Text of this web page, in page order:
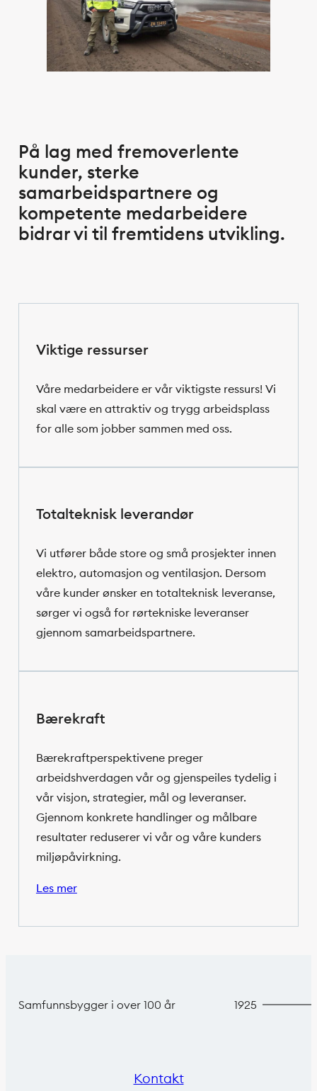
På lag med fremoverlente
kunder, sterke
samarbeidspartnere og
kompetente medarbeidere
bidrar vi til fremtidens utvikling.
Viktige ressurser
Våre medarbeidere er vår viktigste ressurs! Vi
skal være en attraktiv og trygg arbeidsplass
for alle som jobber sammen med oss.
Totalteknisk leverandør
Vi utfører både store og små prosjekter innen
elektro, automasjon og ventilasjon. Dersom
våre kunder ønsker en totalteknisk leveranse,
sørger vi også for rørtekniske leveranser
gjennom samarbeidspartnere.
Bærekraft
Bærekraftperspektivene preger
arbeidshverdagen vår og gjenspeiles tydelig i
vår visjon, strategier, mål og leveranser.
Gjennom konkrete handlinger og målbare
resultater reduserer vi vår og våre kunders
miljøpåvirkning.
Les mer
Samfunnsbygger i over 100 år 1925
Kontakt